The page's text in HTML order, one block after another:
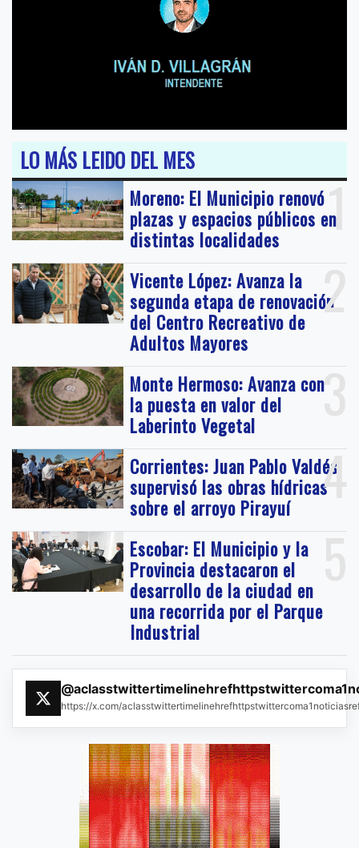
LO MÁS LEIDO DEL MES
1
Moreno: El Municipio renovó
plazas y espacios públicos en
distintas localidades
2
Vicente López: Avanza la
segunda etapa de renovación
del Centro Recreativo de
Adultos Mayores
3
Monte Hermoso: Avanza con
la puesta en valor del
Laberinto Vegetal
4
Corrientes: Juan Pablo Valdés
supervisó las obras hídricas
sobre el arroyo Pirayuí
5
Escobar: El Municipio y la
Provincia destacaron el
desarrollo de la ciudad en
una recorrida por el Parque
Industrial
https://x.com/